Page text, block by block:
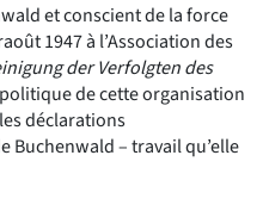
et conscient de la force
1947 à l’Association des
der Verfolgten des
de cette organisation
déclarations
Buchenwald – travail qu’elle